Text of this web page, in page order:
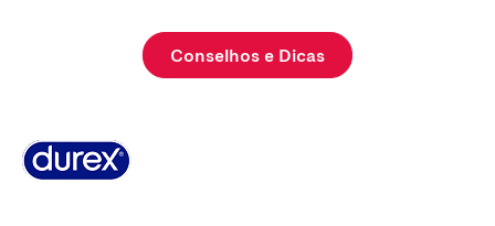
Conselhos e Dicas